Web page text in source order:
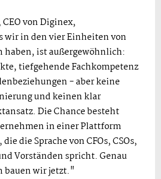
von Diginex,
in den vier Einheiten von
haben, ist außergewöhnlich:
tiefgehende Fachkompetenz
- aber keine
und keinen klar
Die Chance besteht
in einer Plattform
die Sprache von CFOs, CSOs,
Vorständen spricht. Genau
bauen wir jetzt."